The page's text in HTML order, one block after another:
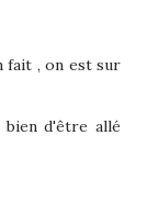
fait , on est sur
bien d'être allé